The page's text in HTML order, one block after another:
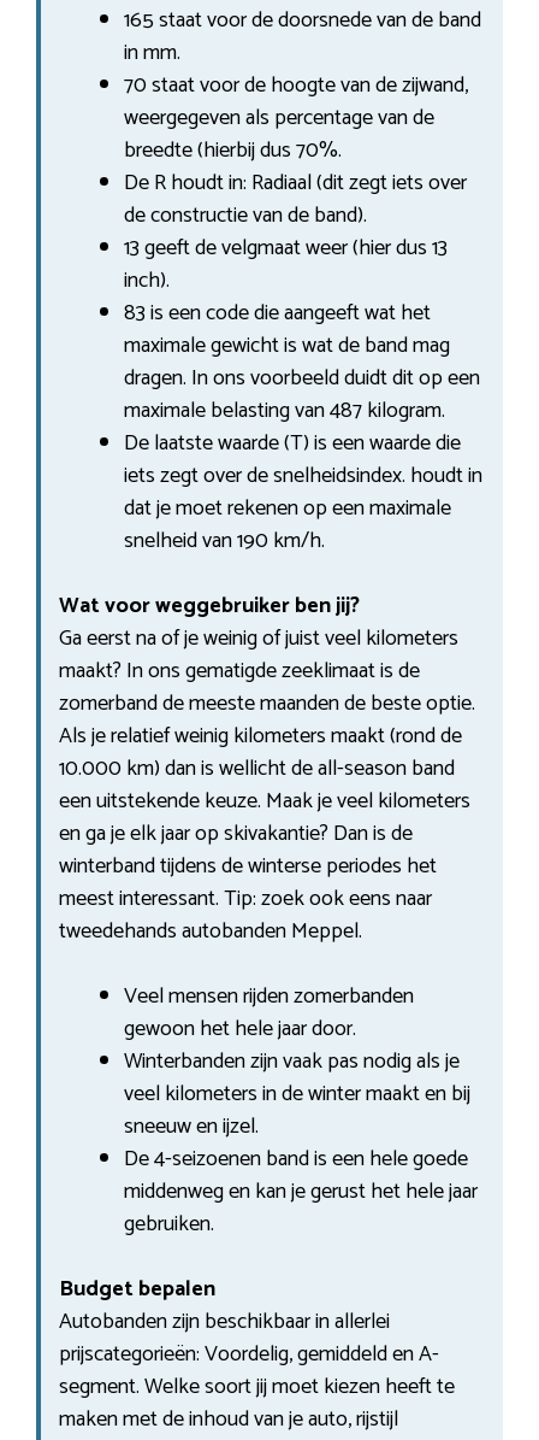
165 staat voor de doorsnede van de band
in mm.
70 staat voor de hoogte van de zijwand,
weergegeven als percentage van de
breedte (hierbij dus 70%.
De R houdt in: Radiaal (dit zegt iets over
de constructie van de band).
13 geeft de velgmaat weer (hier dus 13
inch).
83 is een code die aangeeft wat het
maximale gewicht is wat de band mag
dragen. In ons voorbeeld duidt dit op een
maximale belasting van 487 kilogram.
De laatste waarde (T) is een waarde die
iets zegt over de snelheidsindex. houdt in
dat je moet rekenen op een maximale
snelheid van 190 km/h.
Wat voor weggebruiker ben jij?
Ga eerst na of je weinig of juist veel kilometers
maakt? In ons gematigde zeeklimaat is de
zomerband de meeste maanden de beste optie.
Als je relatief weinig kilometers maakt (rond de
10.000 km) dan is wellicht de all-season band
een uitstekende keuze. Maak je veel kilometers
en ga je elk jaar op skivakantie? Dan is de
winterband tijdens de winterse periodes het
meest interessant. Tip: zoek ook eens naar
tweedehands autobanden Meppel.
Veel mensen rijden zomerbanden
gewoon het hele jaar door.
Winterbanden zijn vaak pas nodig als je
veel kilometers in de winter maakt en bij
sneeuw en ijzel.
De 4-seizoenen band is een hele goede
middenweg en kan je gerust het hele jaar
gebruiken.
Budget bepalen
Autobanden zijn beschikbaar in allerlei
prijscategorieën: Voordelig, gemiddeld en A-
segment. Welke soort jij moet kiezen heeft te
maken met de inhoud van je auto, rijstijl